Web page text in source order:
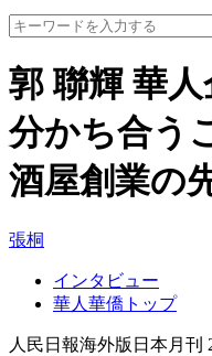
郭 聯輝 華
分かち合う
酒屋創業の
張桐
インタビュー
華人華僑トップ
人民日報海外版日本月刊